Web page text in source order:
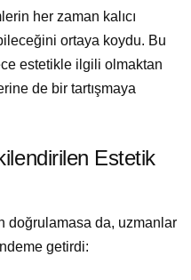
her zaman kalıcı
ortaya koydu. Bu
estetikle ilgili olmaktan
de bir tartışmaya
Estetik
doğrulamasa da, uzmanlar
getirdi: